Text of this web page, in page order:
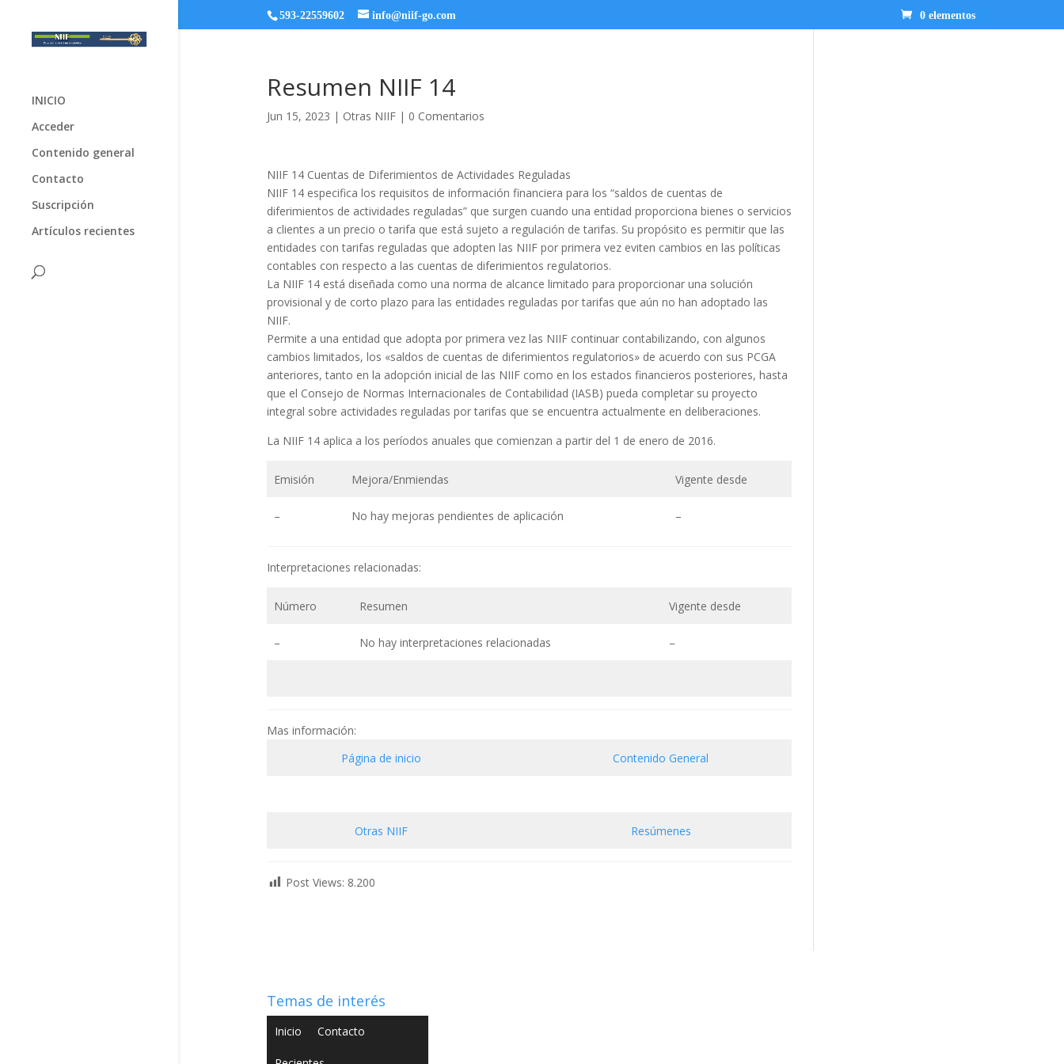
593-22559602 info@niif-go.com 0 elementos
INICIO
Acceder
Contenido general
Contacto
Suscripción
Artículos recientes
Resumen NIIF 14
Jun 15, 2023 | Otras NIIF| 0 Comentarios
NIIF 14 Cuentas de Diferimientos de Actividades Reguladas
NIIF 14 especifica los requisitos de información financiera para los “saldos de cuentas de
diferimientos de actividades reguladas” que surgen cuando una entidad proporciona bienes o servicios
a clientes a un precio o tarifa que está sujeto a regulación de tarifas. Su propósito es permitir que las
entidades con tarifas reguladas que adopten las NIIF por primera vez eviten cambios en las políticas
contables con respecto a las cuentas de diferimientos regulatorios.
La NIIF 14 está diseñada como una norma de alcance limitado para proporcionar una solución
provisional y de corto plazo para las entidades reguladas por tarifas que aún no han adoptado las
NIIF.
Permite a una entidad que adopta por primera vez las NIIF continuar contabilizando, con algunos
cambios limitados, los «saldos de cuentas de diferimientos regulatorios» de acuerdo con sus PCGA
anteriores, tanto en la adopción inicial de las NIIF como en los estados financieros posteriores, hasta
que el Consejo de Normas Internacionales de Contabilidad (IASB) pueda completar su proyecto
integral sobre actividades reguladas por tarifas que se encuentra actualmente en deliberaciones.
La NIIF 14 aplica a los períodos anuales que comienzan a partir del 1 de enero de 2016.
Emisión Mejora/Enmiendas Vigente desde
– No hay mejoras pendientes de aplicación –
Interpretaciones relacionadas:
Número Resumen Vigente desde
– No hay interpretaciones relacionadas –
Mas información:
Página de inicio
Contenido General
Otras NIIF Resúmenes
Post Views: 8.200
Temas de interés
Inicio Contacto